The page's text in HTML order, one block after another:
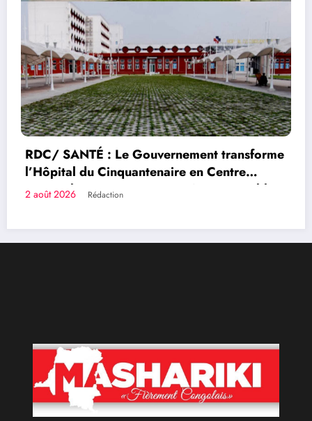
Congolais fièrement
Qui sommes-nous?
Le Groupe de Presse Mashariki RDC est une organisation
médiatique d’envergure, légalement constituée en
Catécories